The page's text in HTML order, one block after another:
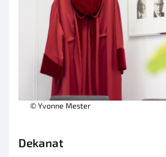
© Yvonne Mester
Dekanat